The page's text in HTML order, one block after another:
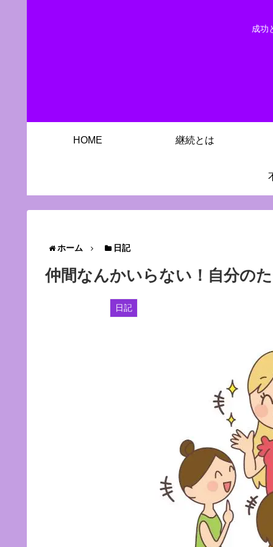
成功
HOME 継続とは
ホーム 日記
仲間なんかいらない！自分の
日記